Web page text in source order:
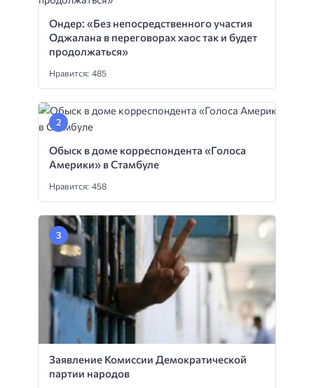
Ондер: «Без непосредственного участия
Оджалана в переговорах хаос так и будет
продолжаться»
Нравится: 485
Обыск в доме корреспондента «Голоса
Америки» в Стамбуле
Нравится: 458
Заявление Комиссии Демократической
партии народов